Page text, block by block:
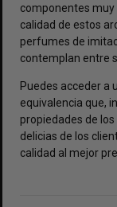
componentes
calidad de estos
perfumes de
contemplan entre
Puedes acceder a
equivalencia que,
propiedades de
delicias de los
calidad al mejor